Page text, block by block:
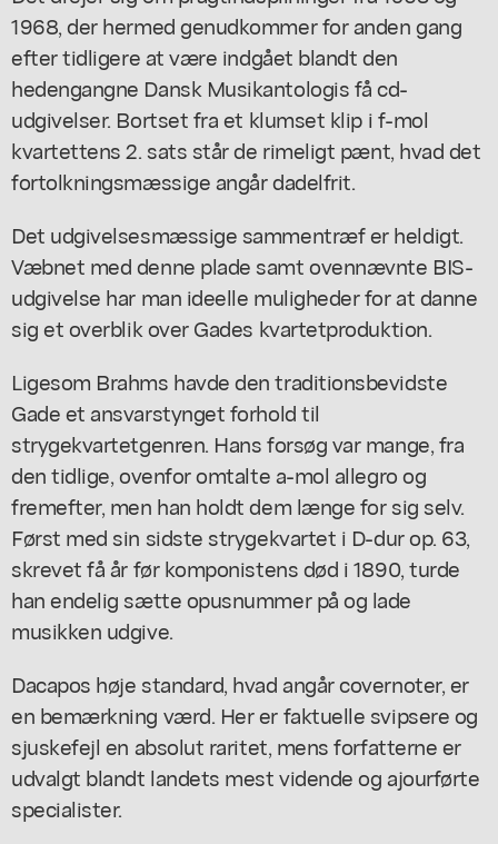
1968, der hermed genudkommer for anden gang
efter tidligere at være indgået blandt den
hedengangne Dansk Musikantologis få cd-
udgivelser. Bortset fra et klumset klip i f-mol
kvartettens 2. sats står de rimeligt pænt, hvad det
fortolkningsmæssige angår dadelfrit.
Det udgivelsesmæssige sammentræf er heldigt.
Væbnet med denne plade samt ovennævnte BIS-
udgivelse har man ideelle muligheder for at danne
sig et overblik over Gades kvartetproduktion.
Ligesom Brahms havde den traditionsbevidste
Gade et ansvarstynget forhold til
strygekvartetgenren. Hans forsøg var mange, fra
den tidlige, ovenfor omtalte a-mol allegro og
fremefter, men han holdt dem længe for sig selv.
Først med sin sidste strygekvartet i D-dur op. 63,
skrevet få år før komponistens død i 1890, turde
han endelig sætte opusnummer på og lade
musikken udgive.
Dacapos høje standard, hvad angår covernoter, er
en bemærkning værd. Her er faktuelle svipsere og
sjuskefejl en absolut raritet, mens forfatterne er
udvalgt blandt landets mest vidende og ajourførte
specialister.